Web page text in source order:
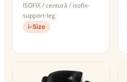
ISOFIX / centură / isofix-
support-leg
i-Size